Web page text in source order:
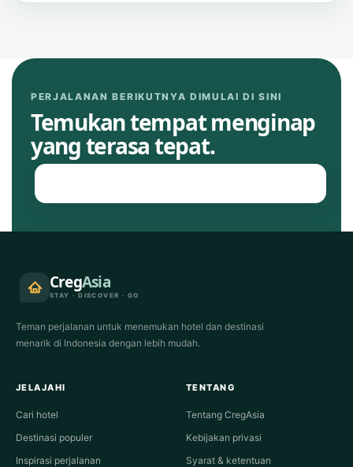
PERJALANAN BERIKUTNYA DIMULAI DI SINI
Temukan tempat menginap
yang terasa tepat.
CregAsia
STAY · DISCOVER · GO
Teman perjalanan untuk menemukan hotel dan destinasi
menarik di Indonesia dengan lebih mudah.
JELAJAHI
Cari hotel
Destinasi populer
Inspirasi perjalanan
TENTANG
Tentang CregAsia
Kebijakan privasi
Syarat & ketentuan